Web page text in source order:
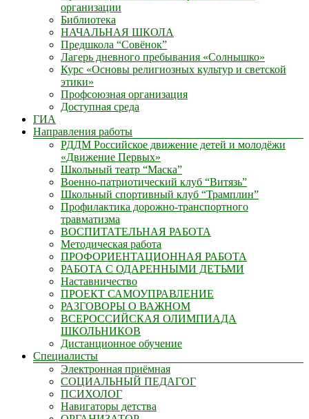
организации
Библиотека
НАЧАЛЬНАЯ ШКОЛА
Предшкола “Совёнок”
Лагерь дневного пребывания «Солнышко»
Курс «Основы религиозных культур и светской
этики»
Профсоюзная организация
Доступная среда
ГИА
Направления работы
РДДМ Российское движение детей и молодёжи
«Движение Первых»
Школьный театр “Маска”
Военно-патриотический клуб “Витязь”
Школьный спортивный клуб “Трамплин”
Профилактика дорожно-транспортного
травматизма
ВОСПИТАТЕЛЬНАЯ РАБОТА
Методическая работа
ПРОФОРИЕНТАЦИОННАЯ РАБОТА
РАБОТА С ОДАРЕННЫМИ ДЕТЬМИ
Наставничество
ПРОЕКТ САМОУПРАВЛЕНИЕ
РАЗГОВОРЫ О ВАЖНОМ
ВСЕРОССИЙСКАЯ ОЛИМПИАДА
ШКОЛЬНИКОВ
Дистанционное обучение
Специалисты
Электронная приёмная
СОЦИАЛЬНЫЙ ПЕДАГОГ
ПСИХОЛОГ
Навигаторы детства